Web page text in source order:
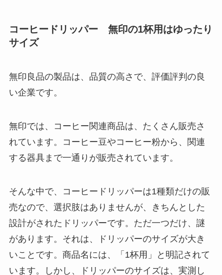
コーヒードリッパー 無印の1杯用はゆったり
サイズ
無印良品の製品は、品質の高さで、評価評判の良
い企業です。
無印では、コーヒー関連商品は、たくさん販売さ
れています。コーヒー豆やコーヒー粉から、関連
する器具まで一通りが販売されています。
そんな中で、コーヒードリッパーは1種類だけの販
売なので、選択肢はありませんが、きちんとした
設計がされたドリッパーです。ただ一つだけ、謎
があります。それは、ドリッパーのサイズが大き
いことです。商品名には、「1杯用」と明記されて
います。しかし、ドリッパーのサイズは、実測し